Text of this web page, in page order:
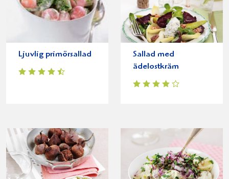
Ljuvlig primörsallad
Sallad med
ädelostkräm